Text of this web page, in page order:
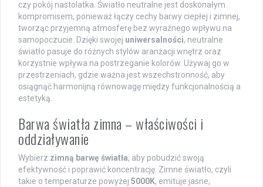
czy pokój nastolatka. Światło neutralne jest doskonałym
kompromisem, ponieważ łączy cechy barwy ciepłej i zimnej,
tworząc przyjemną atmosferę bez wyraźnego wpływu na
samopoczucie. Dzięki swojej uniwersalności, neutralne
światło pasuje do różnych stylów aranżacji wnętrz oraz
korzystnie wpływa na postrzeganie kolorów. Używaj go w
przestrzeniach, gdzie ważna jest wszechstronność, aby
osiągnąć harmonijną równowagę między funkcjonalnością a
estetyką.
Barwa światła zimna – właściwości i
oddziaływanie
Wybierz zimną barwę światła, aby pobudzić swoją
efektywność i poprawić koncentrację. Zimne światło, czyli
takie o temperaturze powyżej 5000K, emituje jasne,